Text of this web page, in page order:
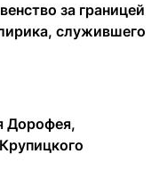
за границей
служившего
Дорофея,